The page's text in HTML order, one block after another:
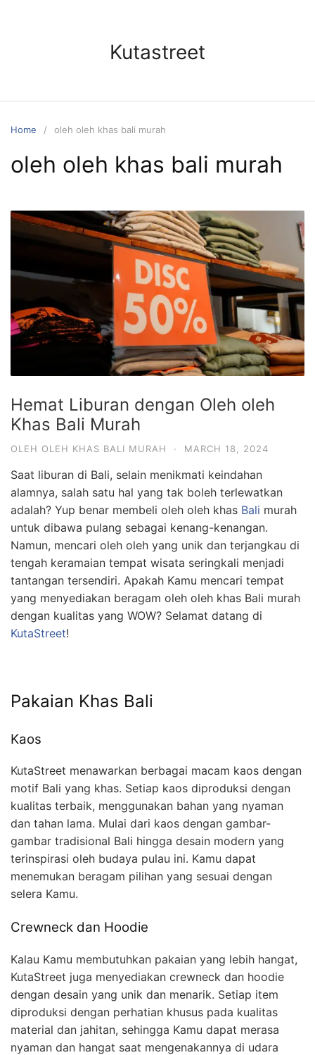
Kutastreet
Home oleh oleh khas bali murah
oleh oleh khas bali murah
Hemat Liburan dengan Oleh oleh
Khas Bali Murah
OLEH OLEH KHAS BALI MURAH · MARCH 18, 2024
Saat liburan di Bali, selain menikmati keindahan
alamnya, salah satu hal yang tak boleh terlewatkan
adalah? Yup benar membeli oleh oleh khas Bali murah
untuk dibawa pulang sebagai kenang-kenangan.
Namun, mencari oleh oleh yang unik dan terjangkau di
tengah keramaian tempat wisata seringkali menjadi
tantangan tersendiri. Apakah Kamu mencari tempat
yang menyediakan beragam oleh oleh khas Bali murah
dengan kualitas yang WOW? Selamat datang di
KutaStreet!
Pakaian Khas Bali
Kaos
KutaStreet menawarkan berbagai macam kaos dengan
motif Bali yang khas. Setiap kaos diproduksi dengan
kualitas terbaik, menggunakan bahan yang nyaman
dan tahan lama. Mulai dari kaos dengan gambar-
gambar tradisional Bali hingga desain modern yang
terinspirasi oleh budaya pulau ini. Kamu dapat
menemukan beragam pilihan yang sesuai dengan
selera Kamu.
Crewneck dan Hoodie
Kalau Kamu membutuhkan pakaian yang lebih hangat,
KutaStreet juga menyediakan crewneck dan hoodie
dengan desain yang unik dan menarik. Setiap item
diproduksi dengan perhatian khusus pada kualitas
material dan jahitan, sehingga Kamu dapat merasa
nyaman dan hangat saat mengenakannya di udara